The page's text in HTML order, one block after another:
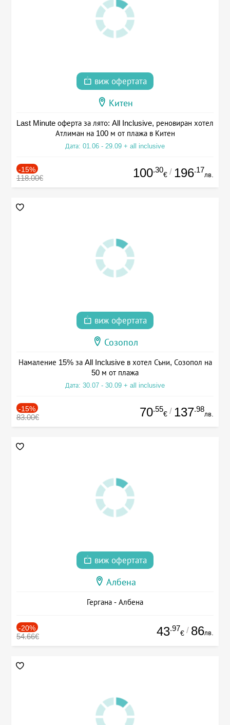
виж офертата
Китен
Last Minute оферта за лято: All Inclusive, реновиран хотел
Атлиман на 100 м от плажа в Китен
Дата: 01.06 - 29.09 + all inclusive
-15%
118.00€ 100.30
€ / 196.17
лв.
виж офертата
Созопол
Намаление 15% за All Inclusive в хотел Съни, Созопол на
50 м от плажа
Дата: 30.07 - 30.09 + all inclusive
-15%
83.00€ 70.55
€ / 137.98
лв.
виж офертата
Албена
Гергана - Албена
-20%
54.66€ 43.97
€ / 86лв.